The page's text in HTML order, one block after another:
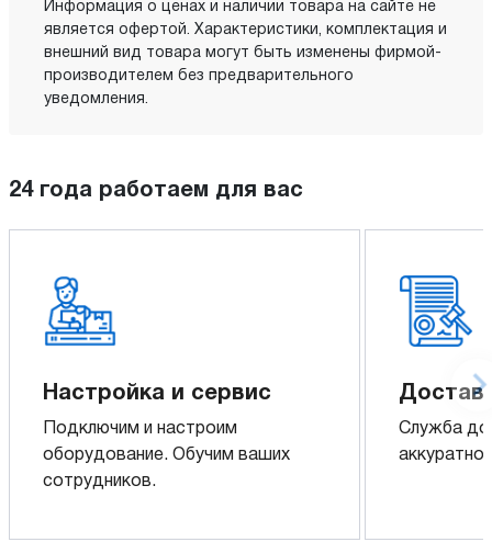
Информация о ценах и наличии товара на сайте не
является офертой. Характеристики, комплектация и
внешний вид товара могут быть изменены фирмой-
производителем без предварительного
уведомления.
24 года работаем для вас
Настройка и сервис
Подключим и настроим
оборудование. Обучим ваших
сотрудников.
Служба
аккуратно